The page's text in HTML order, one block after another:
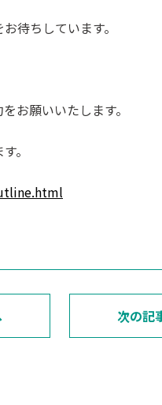
待ちしています。
お願いいたします。
。
次の記